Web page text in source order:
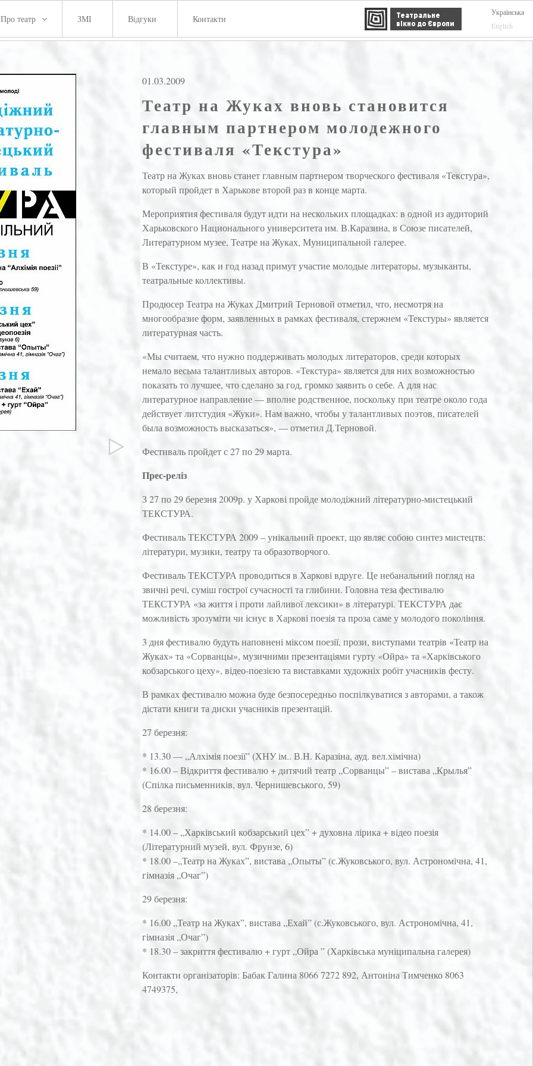
Українська
English
Про театр ЗМІ Відгуки Контакти
Театральне
вікно до Європи
01.03.2009
Театр на Жуках вновь становится
главным партнером молодежного
фестиваля «Текстура»
Театр на Жуках вновь станет главным партнером творческого фестиваля «Текстура»,
который пройдет в Харькове второй раз в конце марта.
Мероприятия фестиваля будут идти на нескольких площадках: в одной из аудиторий
Харьковского Национального университета им. В.Каразина, в Союзе писателей,
Литературном музее, Театре на Жуках, Муниципальной галерее.
В «Текстуре», как и год назад примут участие молодые литераторы, музыканты,
театральные коллективы.
Продюсер Театра на Жуках Дмитрий Терновой отметил, что, несмотря на
многообразие форм, заявленных в рамках фестиваля, стержнем «Текстуры» является
литературная часть.
«Мы считаем, что нужно поддерживать молодых литераторов, среди которых
немало весьма талантливых авторов. «Текстура» является для них возможностью
показать то лучшее, что сделано за год, громко заявить о себе. А для нас
литературное направление — вполне родственное, поскольку при театре около года
действует литстудия «Жуки». Нам важно, чтобы у талантливых поэтов, писателей
была возможность высказаться», — отметил Д.Терновой.
Фестиваль пройдет с 27 по 29 марта.
Прес-реліз
З 27 по 29 березня 2009р. у Харкові пройде молодіжний літературно-мистецький
ТЕКСТУРА.
Фестиваль ТЕКСТУРА 2009 – унікальний проект, що являє собою синтез мистецтв:
літератури, музики, театру та образотворчого.
Фестиваль ТЕКСТУРА проводиться в Харкові вдруге. Це небанальний погляд на
звичні речі, суміш гострої сучасності та глибини. Головна теза фестивалю
ТЕКСТУРА «за життя і проти лайливої лексики» в літературі. ТЕКСТУРА дає
можливість зрозуміти чи існує в Харкові поезія та проза саме у молодого покоління.
3 дня фестивалю будуть наповнені міксом поезії, прози, виступами театрів «Театр на
Жуках» та «Сорванцы», музичними презентаціями гурту «Ойра» та «Харківського
кобзарського цеху», відео-поезією та виставками художніх робіт учасників фесту.
В рамках фестивалю можна буде безпосередньо поспілкуватися з авторами, а також
дістати книги та диски учасників презентацій.
27 березня:
* 13.30 — „Алхімія поезії” (ХНУ ім.. В.Н. Каразіна, ауд. вел.хімічна)
* 16.00 – Відкриття фестивалю + дитячий театр „Сорванцы” – вистава „Крылья”
(Спілка письменників, вул. Чернишевського, 59)
28 березня:
* 14.00 – „Харківський кобзарський цех” + духовна лірика + відео поезія
(Літературний музей, вул. Фрунзе, 6)
* 18.00 –„Театр на Жуках”, вистава „Опыты” (с.Жуковського, вул. Астрономічна, 41,
гімназія „Очаг”)
29 березня:
* 16.00 „Театр на Жуках”, вистава „Ехай” (с.Жуковського, вул. Астрономічна, 41,
гімназія „Очаг”)
* 18.30 – закриття фестивалю + гурт „Ойра ” (Харківська муніципальна галерея)
Контакти організаторів: Бабак Галина 8066 7272 892, Антоніна Тимченко 8063
4749375,